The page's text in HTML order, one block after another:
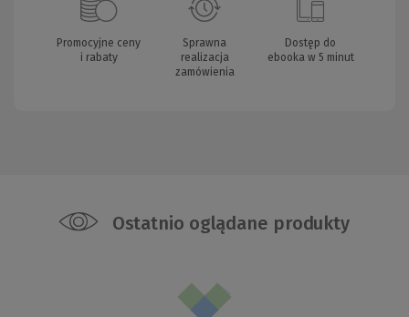
Promocyjne ceny
i rabaty
Sprawna
realizacja
zamówienia
Dostęp do
ebooka w 5 minut
Ostatnio oglądane produkty